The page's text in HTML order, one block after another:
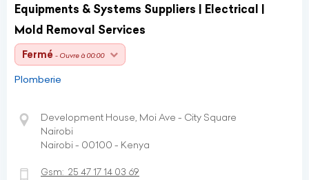
Equipments & Systems Suppliers | Electrical |
Mold Removal Services
Fermé - Ouvre à 00:00
Plomberie
Development House, Moi Ave - City Square
Nairobi
Nairobi - 00100 - Kenya
Gsm: 25 47 17 14 03 69